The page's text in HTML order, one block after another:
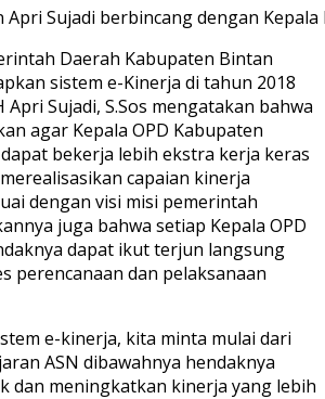
Sujadi berbincang dengan
Daerah Kabupaten Bintan
sistem e-Kinerja di tahun 2018
Sujadi, S.Sos mengatakan bahwa
agar Kepala OPD Kabupaten
bekerja lebih ekstra kerja keras
capaian kinerja
dengan visi misi pemerintah
juga bahwa setiap Kepala OPD
dapat ikut terjun langsung
perencanaan dan pelaksanaan
e-kinerja, kita minta mulai dari
ASN dibawahnya hendaknya
dan meningkatkan kinerja yang lebih